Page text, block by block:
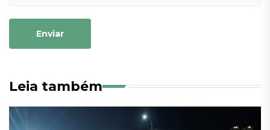
Enviar
Leia também